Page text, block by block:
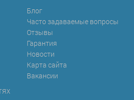
Блог
Часто задаваемые вопросы
Отзывы
Гарантия
Новости
Карта сайта
Вакансии